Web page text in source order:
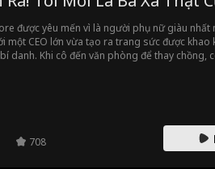
được yêu mến vì là người phụ nữ giàu nhất
một CEO lớn vừa tạo ra trang sức được khao
danh. Khi cô đến văn phòng để thay chồng,
708